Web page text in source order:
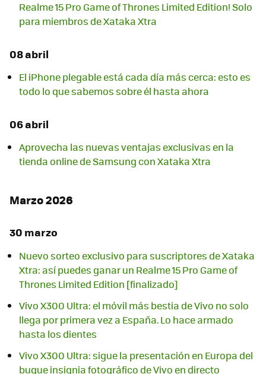
Realme 15 Pro Game of Thrones Limited Edition! Solo
para miembros de Xataka Xtra
08 abril
El iPhone plegable está cada día más cerca: esto es
todo lo que sabemos sobre él hasta ahora
06 abril
Aprovecha las nuevas ventajas exclusivas en la
tienda online de Samsung con Xataka Xtra
Marzo 2026
30 marzo
Nuevo sorteo exclusivo para suscriptores de Xataka
Xtra: así puedes ganar un Realme 15 Pro Game of
Thrones Limited Edition [finalizado]
Vivo X300 Ultra: el móvil más bestia de Vivo no solo
llega por primera vez a España. Lo hace armado
hasta los dientes
Vivo X300 Ultra: sigue la presentación en Europa del
buque insignia fotográfico de Vivo en directo